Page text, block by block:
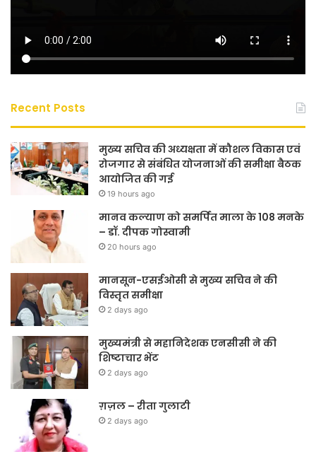
Recent Posts
मुख्य सचिव की अध्यक्षता में कौशल विकास एवं
रोजगार से संबंधित योजनाओं की समीक्षा बैठक
आयोजित की गई
19 hours ago
मानव कल्याण को समर्पित माला के 108 मनके
– डॉ. दीपक गोस्वामी
20 hours ago
मानसून-एसईओसी से मुख्य सचिव ने की
विस्तृत समीक्षा
2 days ago
मुख्यमंत्री से महानिदेशक एनसीसी ने की
शिष्टाचार भेंट
2 days ago
ग़ज़ल – रीता गुलाटी
2 days ago